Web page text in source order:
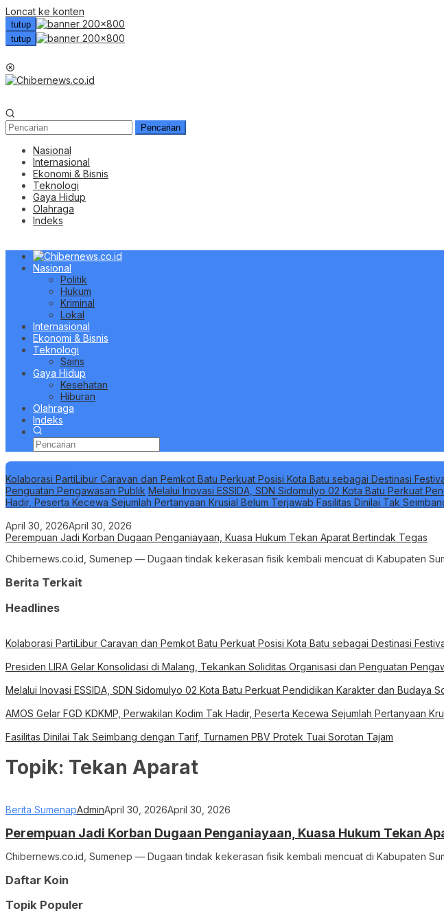
Loncat ke konten
tutup
tutup
Pencarian
Nasional
Internasional
Ekonomi & Bisnis
Teknologi
Gaya Hidup
Olahraga
Indeks
Nasional
Politik
Hukum
Kriminal
Lokal
Internasional
Ekonomi & Bisnis
Teknologi
Sains
Gaya Hidup
Kesehatan
Hiburan
Olahraga
Indeks
Berita Terbaru
Kolaborasi PartiLibur Caravan dan Pemkot Batu Perkuat Posisi Kota Batu sebagai Destinasi
Penguatan Pengawasan Publik Melalui Inovasi ESSIDA, SDN Sidomulyo 02 Kota Batu Perkuat
Hadir, Peserta Kecewa Sejumlah Pertanyaan Krusial Belum Terjawab Fasilitas Dinilai Tak
April 30, 2026April 30, 2026
Perempuan Jadi Korban Dugaan Penganiayaan, Kuasa Hukum Tekan Aparat Bertindak Tegas
Chibernews.co.id, Sumenep — Dugaan tindak kekerasan fisik kembali mencuat di Kabupaten
Berita Terkait
Headlines
Kolaborasi PartiLibur Caravan dan Pemkot Batu Perkuat Posisi Kota Batu sebagai Destinasi
Presiden LIRA Gelar Konsolidasi di Malang, Tekankan Soliditas Organisasi dan Penguatan
Melalui Inovasi ESSIDA, SDN Sidomulyo 02 Kota Batu Perkuat Pendidikan Karakter dan Budaya
AMOS Gelar FGD KDKMP, Perwakilan Kodim Tak Hadir, Peserta Kecewa Sejumlah Pertanyaan
Fasilitas Dinilai Tak Seimbang dengan Tarif, Turnamen PBV Protek Tuai Sorotan Tajam
Topik: Tekan Aparat
Berita SumenapAdminApril 30, 2026April 30, 2026
Perempuan Jadi Korban Dugaan Penganiayaan, Kuasa Hukum Tekan
Chibernews.co.id, Sumenep — Dugaan tindak kekerasan fisik kembali mencuat di Kabupaten
Daftar Koin
Topik Populer